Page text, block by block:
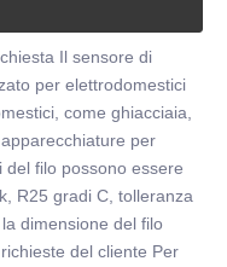
Il sensore di
per elettrodomestici
come ghiacciaia,
per
filo possono essere
R25 gradi C, tolleranza
dimensione del filo
del cliente Per